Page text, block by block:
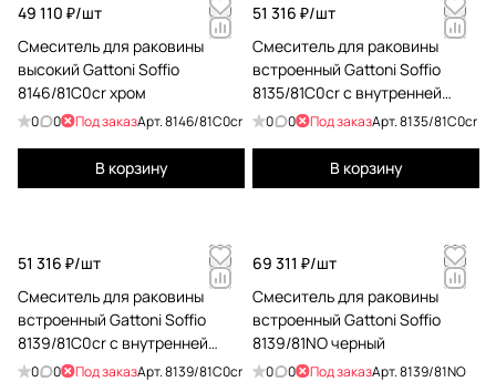
49 110 ₽/шт
Смеситель для раковины
высокий Gattoni Soffio
8146/81C0cr хром
0 0 Под заказАрт.8146/81C0cr
В корзину
51 316 ₽/шт
Смеситель для раковины
встроенный Gattoni Soffio
8135/81C0cr с внутренней
частью, хром
0 0 Под заказАрт.8135/81C0cr
В корзину
51 316 ₽/шт
Смеситель для раковины
встроенный Gattoni Soffio
8139/81C0cr с внутренней
частью, хром
0 0 Под заказАрт.8139/81C0cr
69 311 ₽/шт
Смеситель для раковины
встроенный Gattoni Soffio
8139/81NO черный
0 0 Под заказАрт.8139/81NO